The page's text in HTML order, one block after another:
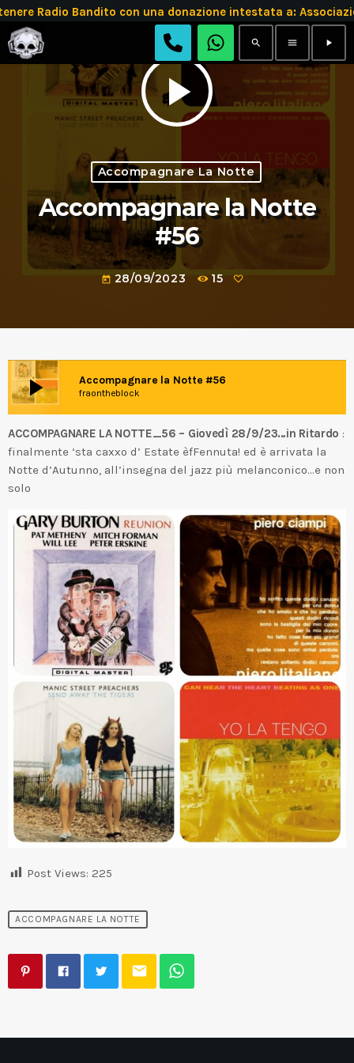
Radio Bandito con una donazione intestata a:
search menu play_arrow
play_arrow
Accompagnare La Notte
Accompagnare la Notte
#56
today 28/09/2023 15
play_arrow Accompagnare la Notte #56
fraontheblock
ACCOMPAGNARE LA NOTTE_56 – Giovedì 28/9/23…in Ritardo :
finalmente ‘sta caxxo d’ Estate èfFennuta! ed è arrivata la
Notte d’Autunno, all’insegna del jazz più melanconico…e non
solo
Post Views: 225
ACCOMPAGNARE LA NOTTE
email